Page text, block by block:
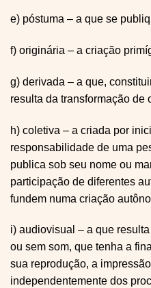
e) póstuma – a que se
f) originária – a criação
g) derivada – a que,
resulta da transformação de
h) coletiva – a criada por
responsabilidade de uma
publica sob seu nome ou
participação de diferentes
fundem numa criação
i) audiovisual – a que
ou sem som, que tenha a
sua reprodução, a
independentemente dos